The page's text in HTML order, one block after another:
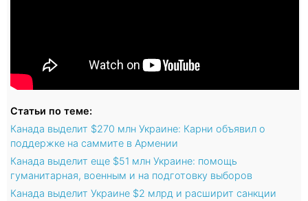
Статьи по теме:
Канада выделит $270 млн Украине: Карни объявил о
поддержке на саммите в Армении
Канада выделит еще $51 млн Украине: помощь
гуманитарная, военным и на подготовку выборов
Канада выделит Украине $2 млрд и расширит санкции